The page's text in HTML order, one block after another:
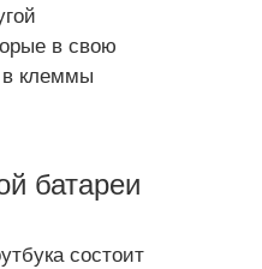
в свою
в клеммы
батареи
состоит